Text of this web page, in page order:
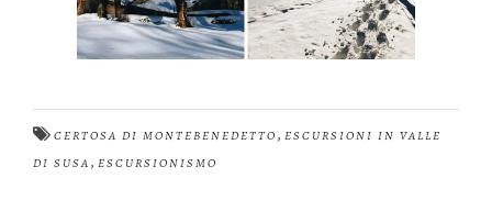
CERTOSA DI MONTEBENEDETTO , ESCURSIONI IN VALLE
DI SUSA , ESCURSIONISMO